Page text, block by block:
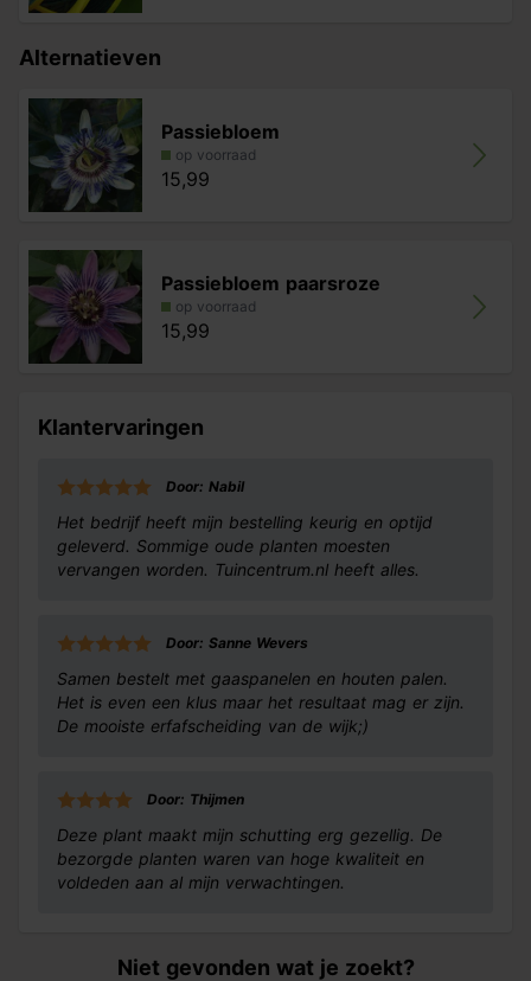
Alternatieven
Passiebloem
op voorraad
15,99
Passiebloem paarsroze
op voorraad
15,99
Klantervaringen
Door: Nabil
Het bedrijf heeft mijn bestelling keurig en optijd
geleverd. Sommige oude planten moesten
vervangen worden. Tuincentrum.nl heeft alles.
Door: Sanne Wevers
Samen bestelt met gaaspanelen en houten palen.
Het is even een klus maar het resultaat mag er zijn.
De mooiste erfafscheiding van de wijk;)
Door: Thijmen
Deze plant maakt mijn schutting erg gezellig. De
bezorgde planten waren van hoge kwaliteit en
voldeden aan al mijn verwachtingen.
Niet gevonden wat je zoekt?